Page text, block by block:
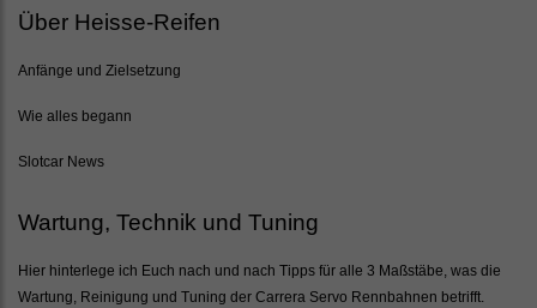
Über Heisse-Reifen
Anfänge und Zielsetzung
Wie alles begann
Slotcar News
Wartung, Technik und Tuning
Hier hinterlege ich Euch nach und nach Tipps für alle 3 Maßstäbe, was die
Wartung, Reinigung und Tuning der Carrera Servo Rennbahnen betrifft.